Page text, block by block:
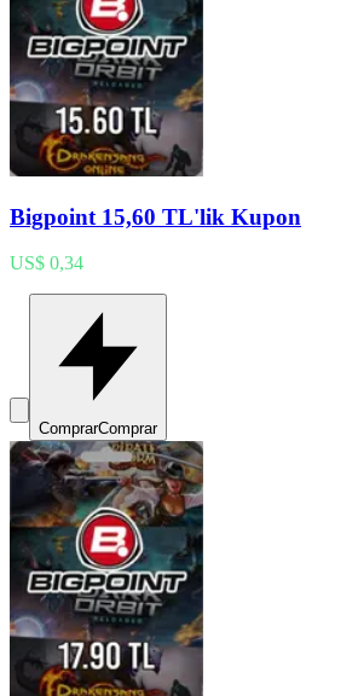
Bigpoint 15,60 TL'lik Kupon
US$ 0,34
ComprarComprar